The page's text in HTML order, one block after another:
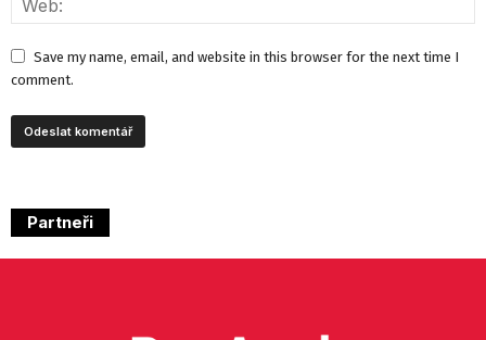
Save my name, email, and website in this browser for the next time I
comment.
Partneři